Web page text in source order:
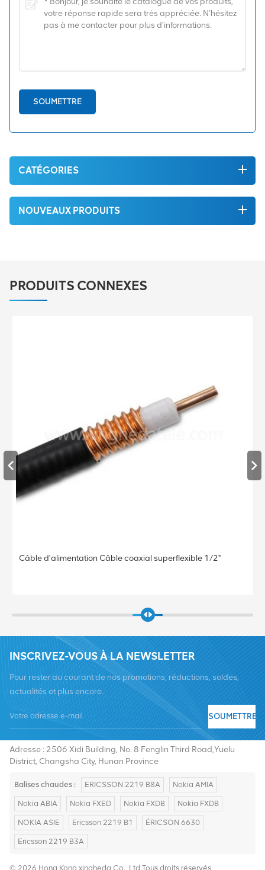
SOUMETTRE
CATÉGORIES
NOUVEAUX PRODUITS
PRODUITS CONNEXES
Câble d'alimentation Câble coaxial superflexible 1/2"
INSCRIVEZ-VOUS À LA NEWSLETTER
Pour rester au courant de nos promotions, réductions, soldes,
actualités et plus encore.
SOUMETTRE
Tél :+8619376997331
Adresse : 2506 Xidi Building, No. 8 Fenglin Third Road,Yuelu
District, Changsha City, Hunan Province
Balises chaudes : ERICSSON 2219 B8A Nokia AMIA
Nokia ABIA Nokia FXED Nokia FXDB Nokia FXDB
NOKIA ASIE Ericsson 2219 B1 ÉRICSON 6630
Ericsson 2219 B3A
© 2026 Hong Kong xingheda Co., Ltd.Tous droits réservés.